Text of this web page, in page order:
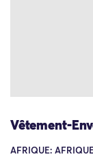
Vêtement-
AFRIQUE: